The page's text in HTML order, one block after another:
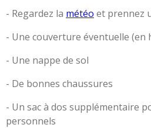
- Regardez la météo et prennez
- Une couverture éventuelle (en
- Une nappe de sol
- De bonnes chaussures
- Un sac à dos supplémentaire
personnels